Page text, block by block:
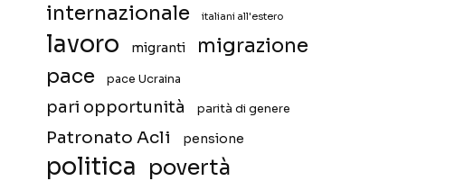
internazionale italiani all'estero
lavoro migranti
migrazione
pace
pace Ucraina
pari opportunità parità di genere
Patronato Acli pensione
politica povertà